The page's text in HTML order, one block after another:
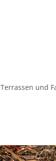
Terrassen und